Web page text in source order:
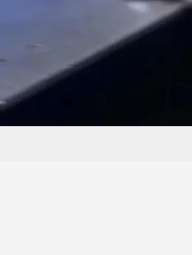
Português